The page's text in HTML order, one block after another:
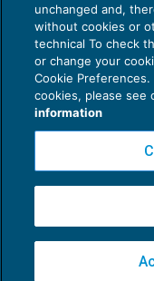
Copyright 2016
Piazza Luigi
unchanged and,
without cookies or
technical To check
or change your
Cookie
cookies, please see
information